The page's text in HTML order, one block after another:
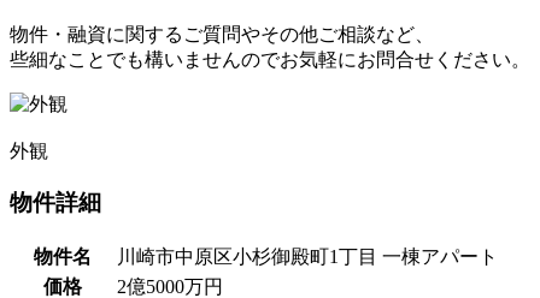
物件・融資に関するご質問やその他ご相談など、
些細なことでも構いませんのでお気軽にお問合せください。
外観
物件詳細
物件名
川崎市中原区小杉御殿町1丁目 一棟アパート
価格
2億5000万円